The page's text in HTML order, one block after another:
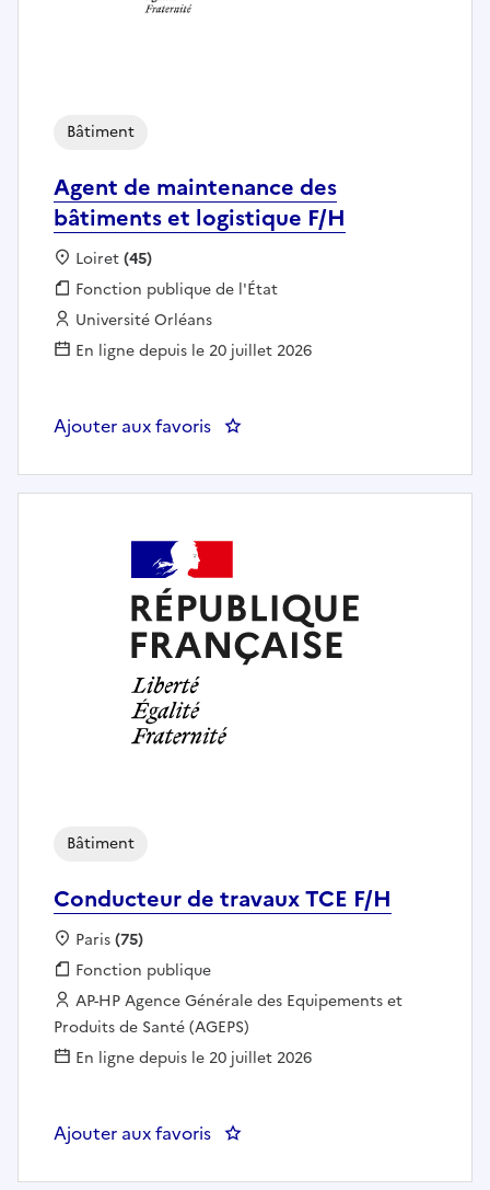
Agent de maintenance des
bâtiments et logistique F/H
Bâtiment
Localisation :
Loiret(45)
Fonction publique :
Fonction publique de l'État
Employeur :
Université Orléans
En ligne depuis le 20 juillet 2026
Ajouter aux favoris : Agent de maintenance des
Conducteur de travaux TCE F/H
Bâtiment
Localisation :
Paris(75)
Fonction publique :
Fonction publique
Employeur :
AP-HP Agence Générale des Equipements et
Produits de Santé (AGEPS)
En ligne depuis le 20 juillet 2026
Ajouter aux favoris : Conducteur de travaux TCE F/H